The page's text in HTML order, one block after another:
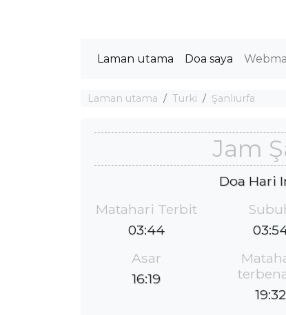
Laman utama Doa saya
Laman utama Turki Şanlıurfa
Jam
Doa Hari
Matahari Terbit
03:44
Asar
16:19
19:32